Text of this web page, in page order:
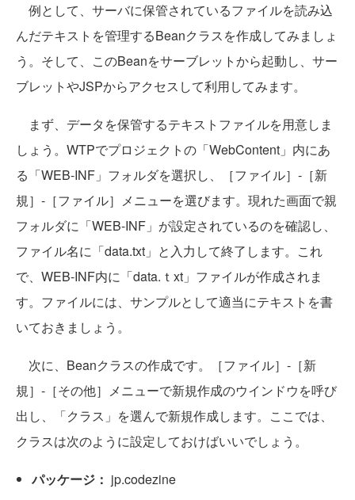
例として、サーバに保管されているファイルを読み込
んだテキストを管理するBeanクラスを作成してみましょ
う。そして、このBeanをサーブレットから起動し、サー
ブレットやJSPからアクセスして利用してみます。
まず、データを保管するテキストファイルを用意しま
しょう。WTPでプロジェクトの「WebContent」内にあ
る「WEB-INF」フォルダを選択し、［ファイル］-［新
規］-［ファイル］メニューを選びます。現れた画面で親
フォルダに「WEB-INF」が設定されているのを確認し、
ファイル名に「data.txt」と入力して終了します。これ
で、WEB-INF内に「data.ｔxt」ファイルが作成されま
す。ファイルには、サンプルとして適当にテキストを書
いておきましょう。
次に、Beanクラスの作成です。［ファイル］-［新
規］-［その他］メニューで新規作成のウインドウを呼び
出し、「クラス」を選んで新規作成します。ここでは、
クラスは次のように設定しておけばいいでしょう。
パッケージ： jp.codezine